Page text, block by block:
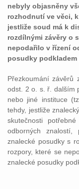
nebyly objasněny
rozhodnutí ve věci,
jestliže soud má k
rozdílnými závěry o
nepodařilo v řízení
posudky
Přezkoumání závěrů
odst. 2 o. s. ř. dalším
nebo jiné instituce
tehdy, jestliže
skutečnosti
odborných
znalecké posudky s
rozpory, které se
znalecké posudky